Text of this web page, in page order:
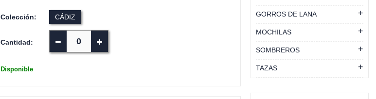
Colección: CÁDIZ
Cantidad:
Disponible
GORROS DE LANA
MOCHILAS
SOMBREROS
TAZAS